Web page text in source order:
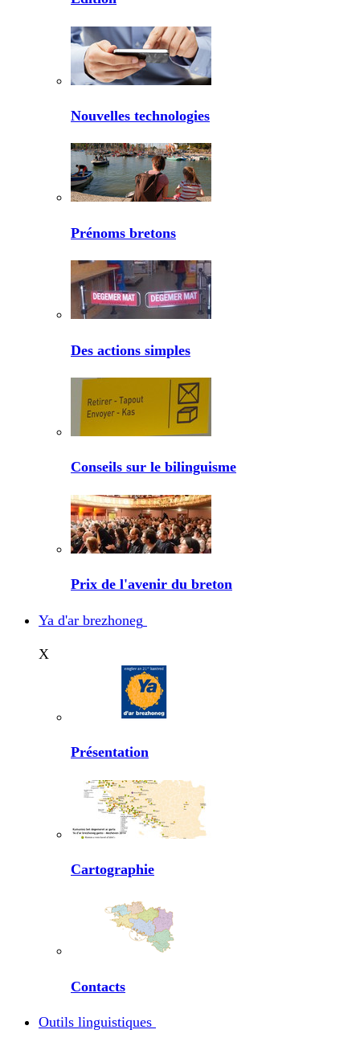
Nouvelles technologies
Prénoms bretons
Des actions simples
Conseils sur le bilinguisme
Prix de l'avenir du breton
Ya d'ar brezhoneg
X
Présentation
Cartographie
Contacts
Outils linguistiques